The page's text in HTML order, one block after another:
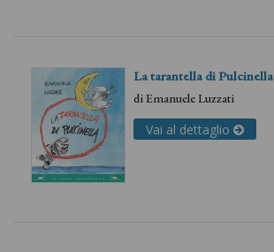
La tarantella di Pulcinella
diEmanuele Luzzati
Vai al dettaglio